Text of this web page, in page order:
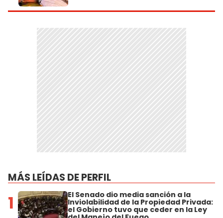
MÁS LEÍDAS DE PERFIL
1 El Senado dio media sanción a la
Inviolabilidad de la Propiedad Privada:
el Gobierno tuvo que ceder en la Ley